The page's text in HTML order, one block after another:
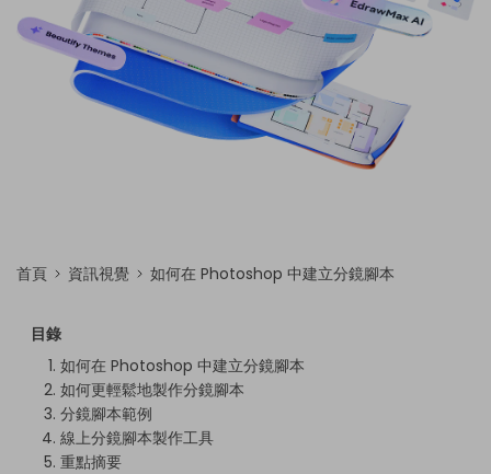
首頁 資訊視覺 如何在 Photoshop 中建立分鏡腳本
目錄
如何在 Photoshop 中建立分鏡腳本
如何更輕鬆地製作分鏡腳本
分鏡腳本範例
線上分鏡腳本製作工具
重點摘要